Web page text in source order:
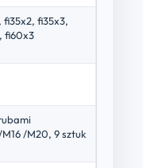
fi35x3,
fi60x3
/M20, 9 sztuk